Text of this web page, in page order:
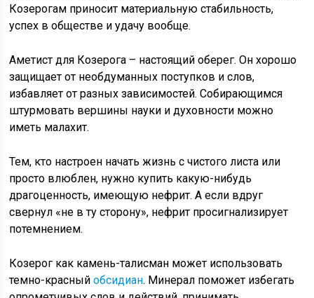
Козерогам приносит материальную стабильность,
успех в обществе и удачу вообще.
Аметист для Козерога – настоящий оберег. Он хорошо
защищает от необдуманных поступков и слов,
избавляет от разных зависимостей. Собирающимся
штурмовать вершины науки и духовности можно
иметь малахит.
Тем, кто настроен начать жизнь с чистого листа или
просто влюблен, нужно купить какую-нибудь
драгоценность, имеющую нефрит. А если вдруг
свернул «не в ту сторону», нефрит просигнализирует
потемнением.
Козерог как камень-талисман может использовать
темно-красныйобсидиан. Минерал поможет избегать